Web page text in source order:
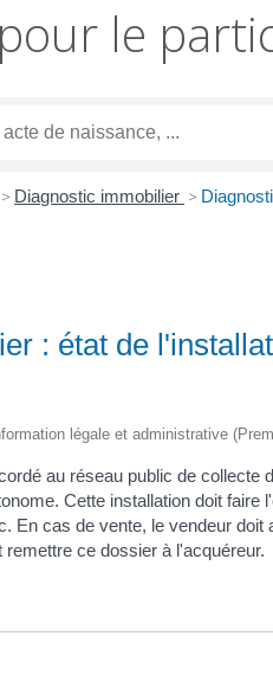
le
> Diagnostic immobilier >
: état de
légale et administrative
au réseau public de collecte
Cette installation doit faire
En cas de vente, le vendeur
ce dossier à l'acquéreur.